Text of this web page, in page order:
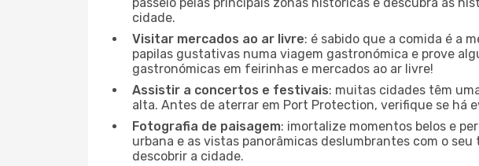
cidade.
Visitar mercados ao ar livre: é sabido que a comida é a
papilas gustativas numa viagem gastronómica e prove
gastronómicas em feirinhas e mercados ao ar livre!
Assistir a concertos e festivais: muitas cidades têm
alta. Antes de aterrar em Port Protection, verifique se há
Fotografia de paisagem: imortalize momentos belos e
urbana e as vistas panorâmicas deslumbrantes com o
descobrir a cidade.